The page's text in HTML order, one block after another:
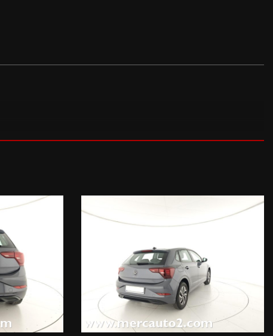
Climatizzatore automatico bizona Climatronic, Tech